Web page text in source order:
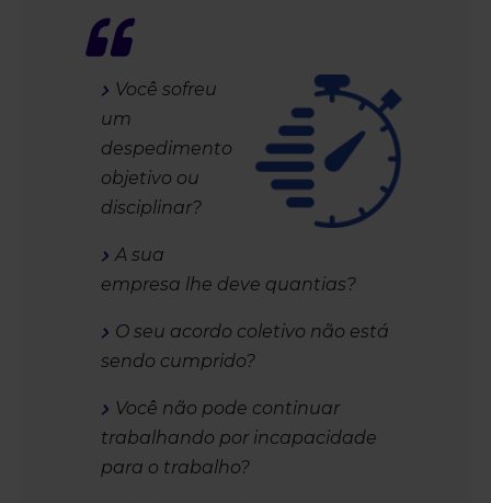
Você sofreu
um
despedimento
objetivo ou
disciplinar?
A sua
empresa lhe deve quantias?
O seu acordo coletivo não está
sendo cumprido?
Você não pode continuar
trabalhando por incapacidade
para o trabalho?